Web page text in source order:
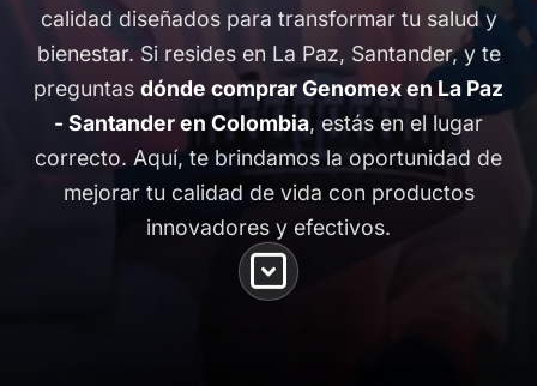
calidad diseñados para transformar tu salud y
bienestar. Si resides en La Paz, Santander, y te
preguntas dónde comprar Genomex en La Paz
- Santander en Colombia, estás en el lugar
correcto. Aquí, te brindamos la oportunidad de
mejorar tu calidad de vida con productos
innovadores y efectivos.